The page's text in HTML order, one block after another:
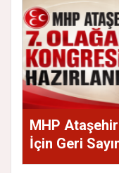
MHP
İçin Geri